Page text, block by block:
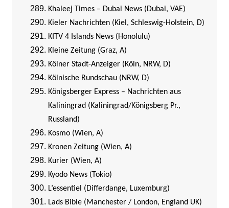
Khaleej Times – Dubai News (Dubai, VAE)
Kieler Nachrichten (Kiel, Schleswig-Holstein, D)
KITV 4 Islands News (Honolulu)
Kleine Zeitung (Graz, A)
Kölner Stadt-Anzeiger (Köln, NRW, D)
Kölnische Rundschau (NRW, D)
Königsberger Express – Nachrichten aus
Kaliningrad (Kaliningrad/Königsberg Pr.,
Russland)
Kosmo (Wien, A)
Kronen Zeitung (Wien, A)
Kurier (Wien, A)
Kyodo News (Tokio)
L’essentiel (Differdange, Luxemburg)
Lads Bible (Manchester / London, England UK)